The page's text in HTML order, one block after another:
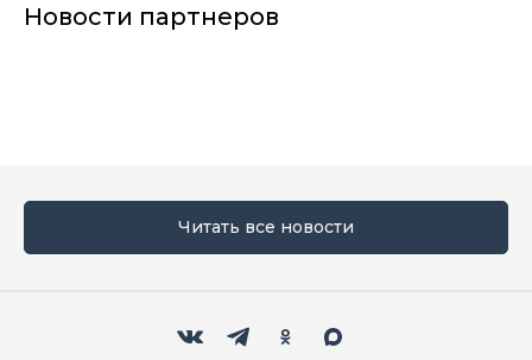
Новости партнеров
Читать все новости